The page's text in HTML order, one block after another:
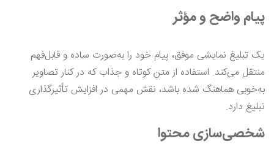
پیام واضح و مؤثر
یک تبلیغ نمایشی موفق، پیام خود را به‌صورت ساده و قابل‌فهم
منتقل می‌کند. استفاده از متن کوتاه و جذاب که در کنار تصاویر
به‌خوبی هماهنگ شده باشد، نقش مهمی در افزایش تأثیرگذاری
تبلیغ دارد.
شخصی‌سازی محتوا